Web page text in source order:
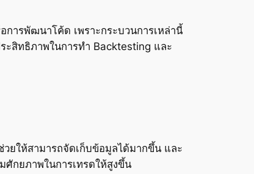
การพัฒนาโค้ด เพราะกระบวนการเหล่านี้
ะสิทธิภาพในการทำ Backtesting และ
วยให้สามารถจัดเก็บข้อมูลได้มากขึ้น และ
ศักยภาพในการเทรดให้สูงขึ้น